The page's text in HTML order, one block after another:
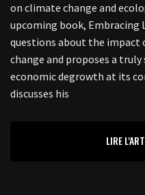
on climate change and
upcoming book, Embracing
questions about the
change and proposes a
economic degrowth at its
discusses his
LIRE